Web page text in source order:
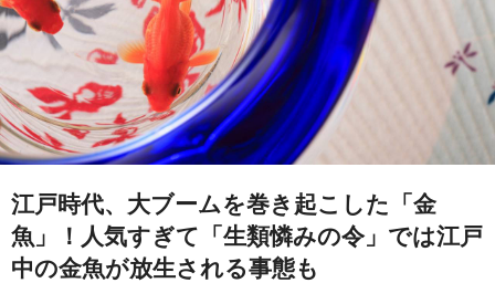
江戸時代、大ブームを巻き起こした「金
魚」！人気すぎて「生類憐みの令」では江戸
中の金魚が放生される事態も